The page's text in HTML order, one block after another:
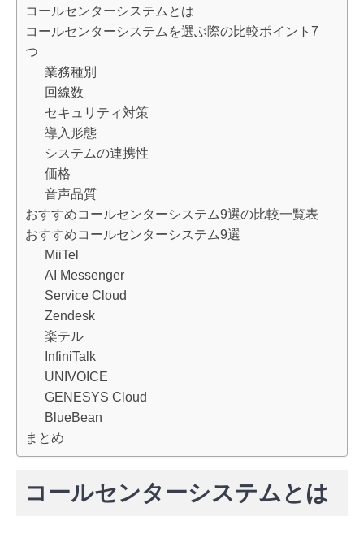
コールセンターシステムとは
コールセンターシステムを選ぶ際の比較ポイント7
つ
業務種別
回線数
セキュリティ対策
導入形態
システムの連携性
価格
音声品質
おすすめコールセンターシステム9選の比較一覧表
おすすめコールセンターシステム9選
MiiTel
AI Messenger
Service Cloud
Zendesk
楽テル
InfiniTalk
UNIVOICE
GENESYS Cloud
BlueBean
まとめ
コールセンターシステムとは